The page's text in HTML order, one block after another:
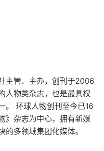
主管、主办，创刊于2006
人物类杂志，也是最具权
。 环球人物创刊至今已16
》杂志为中心，拥有新媒
多领域集团化媒体。